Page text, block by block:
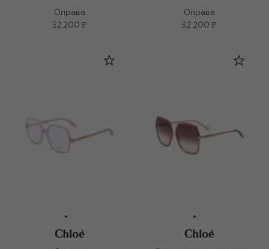
Оправа
32 200 ₽
Оправа
32 200 ₽